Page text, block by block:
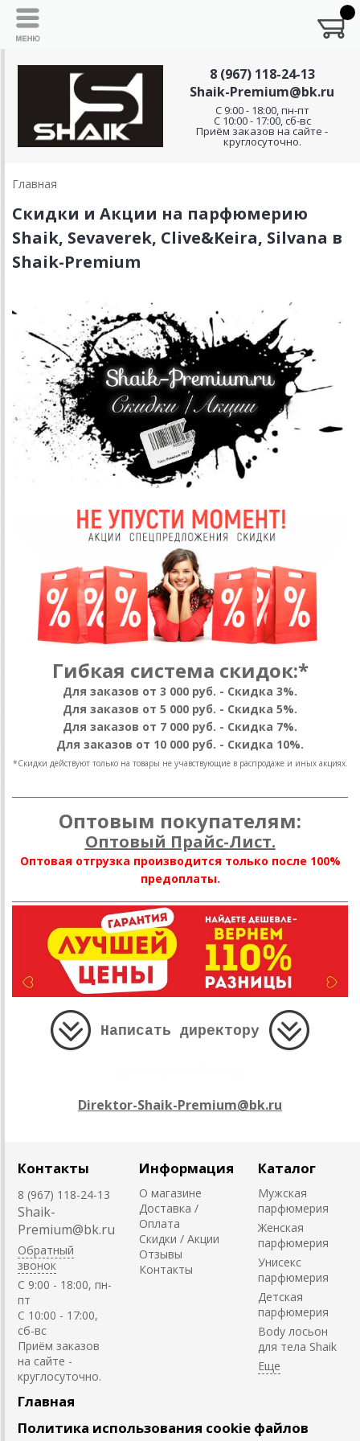
8 (967) 118-24-13
Shaik-Premium@bk.ru
C 9:00 - 18:00, пн-пт
С 10:00 - 17:00, сб-вс
Приём заказов на сайте -
круглосуточно.
Главная
Скидки и Акции на парфюмерию
Shaik, Sevaverek, Clive&Keira, Silvana в
Shaik-Premium
Гибкая система скидок:*
Для заказов от 3 000 руб. - Скидка 3%.
Для заказов от 5 000 руб. - Скидка 5%.
Для заказов от 7 000 руб. - Скидка 7%.
Для заказов от 10 000 руб. - Скидка 10%.
*Скидки действуют только на товары не учавствующие в распродаже и иных акциях.
Оптовым покупателям:
Оптовый Прайс-Лист.
Оптовая отгрузка производится только после 100%
предоплаты.
Написать директору
Direktor-Shaik-Premium@bk.ru
Контакты
8 (967) 118-24-13
Shaik-
Premium@bk.ru
Обратный
звонок
C 9:00 - 18:00, пн-
пт
С 10:00 - 17:00,
сб-вс
Приём заказов
на сайте -
круглосуточно.
Информация
О магазине
Доставка /
Оплата
Скидки / Акции
Отзывы
Контакты
Каталог
Мужская
парфюмерия
Женская
парфюмерия
Унисекс
парфюмерия
Детская
парфюмерия
Body лосьон
для тела Shaik
Главная
Политика использования cookie файлов